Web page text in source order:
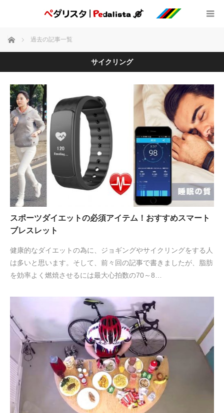
ホーム 過去の記事一覧
サイクリング
スポーツダイエットの必須アイテム！おすすめスマート
ブレスレット
健康的なダイエットの為に、ジョギングやサイクリングをする人
は多いと思います。そして、前々回の記事で書きましたが、脂肪
を効率よく燃焼させるには最大心拍数の70～8…